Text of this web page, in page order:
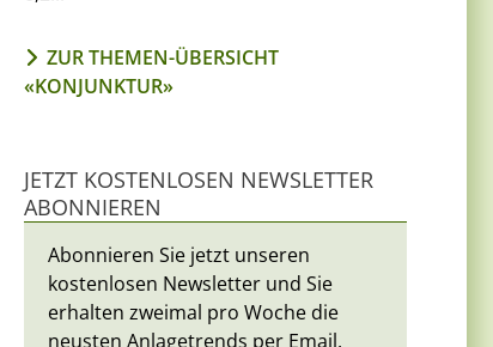
ZUR THEMEN-ÜBERSICHT
«KONJUNKTUR»
JETZT KOSTENLOSEN NEWSLETTER
ABONNIEREN
Abonnieren Sie jetzt unseren
kostenlosen Newsletter und Sie
erhalten zweimal pro Woche die
neusten Anlagetrends per Email.